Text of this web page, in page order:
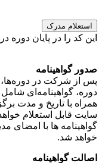
استعلام مدرک
این کد را در پایان دوره
صدور گواهینامه
پس از شرکت در دوره‌ها،
دوره، گواهینامه‌ای شامل
همراه با تاریخ و مدت
سایت قابل استعلام
گواهینامه ها با امضای
خواهد شد.
اصالت گواهینامه